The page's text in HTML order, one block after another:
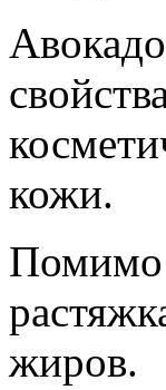
кожи.
Помимо
жиров.